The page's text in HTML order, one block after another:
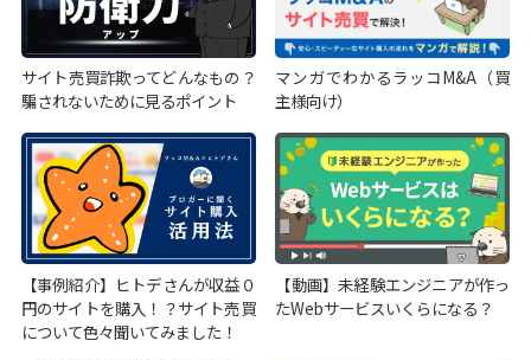
サイト売買詐欺ってどんなもの？
騙されないために見るポイント
マンガでわかるラッコM&A（買
主様向け）
【事例紹介】ヒトデさんが収益０
円のサイトを購入！？サイト売買
について色々聞いてみました！
【動画】未経験エンジニアが作っ
たWebサービスいくらになる？